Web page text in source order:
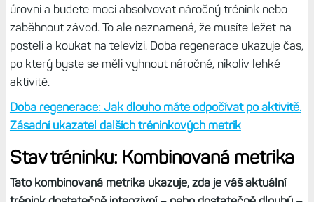
970 a postupně ji dostaly také další modely jako Venu X1,
Fénix 8, Enduro 3 a další odvozené hodinky. Narozdíl od
Ekonomiky běhu však není vázaná na hrudní pás HRM-
600, funguje i bez něj. Díky ní uvidíte, jaký dopad má
běhání na vaše tělo a hodinky vám tak řeknou, kolik ještě
daný týden můžete uběhnout, aniž by došlo k přetížení.
Běžecká tolerance určí, kolik můžete s aktuálním
Doba regenerace